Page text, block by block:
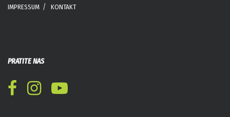
IMPRESSUM
KONTAKT
PRATITE NAS